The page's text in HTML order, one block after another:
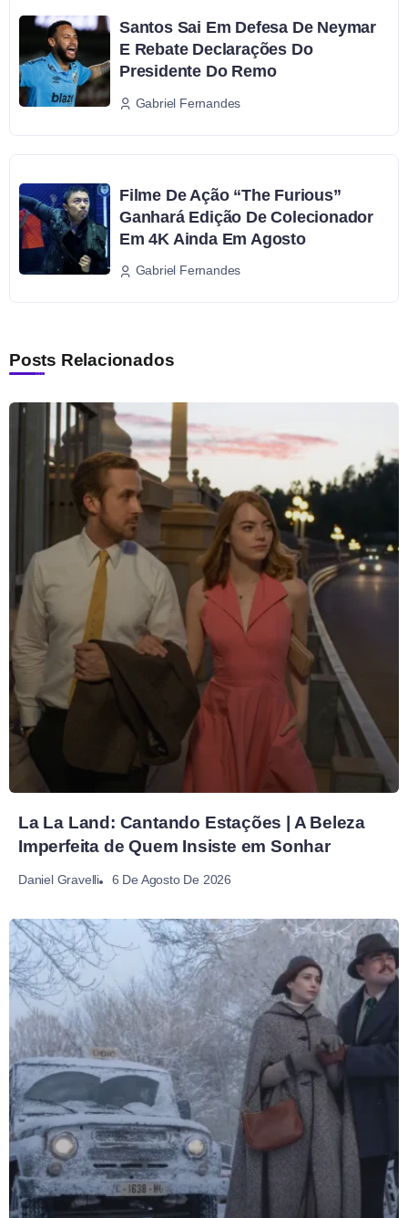
Santos Sai Em Defesa De Neymar
E Rebate Declarações Do
Presidente Do Remo
Gabriel Fernandes
Filme De Ação “The Furious”
Ganhará Edição De Colecionador
Em 4K Ainda Em Agosto
Gabriel Fernandes
Posts Relacionados
La La Land: Cantando Estações | A Beleza
Imperfeita de Quem Insiste em Sonhar
Daniel Gravelli 6 De Agosto De 2026